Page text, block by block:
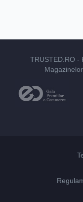
TRUSTED.RO -